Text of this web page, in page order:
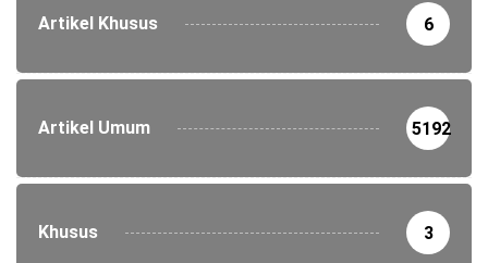
Artikel Khusus 6
Artikel Umum 5192
Khusus 3